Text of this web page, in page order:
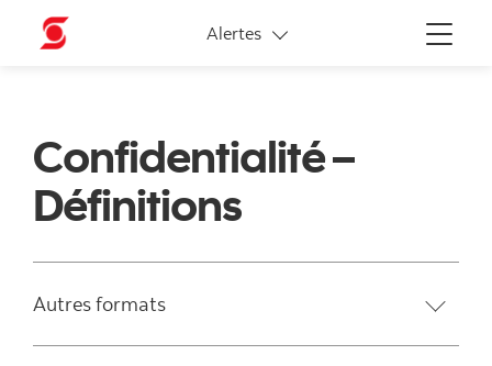
Menu
Alertes
Liens connexes
Confidentialité –
Définitions
Autres formats